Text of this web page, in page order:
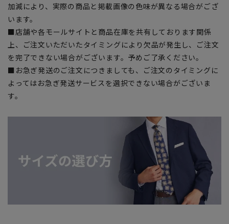
加減により、実際の商品と掲載画像の色味が異なる場合がござ
います。
■店舗や各モールサイトと商品在庫を共有しております関係
上、ご注文いただいたタイミングにより欠品が発生し、ご注文
を完了できない場合がございます。予めご了承ください。
■お急ぎ発送のご注文につきましても、ご注文のタイミングに
よってはお急ぎ発送サービスを選択できない場合がございま
す。